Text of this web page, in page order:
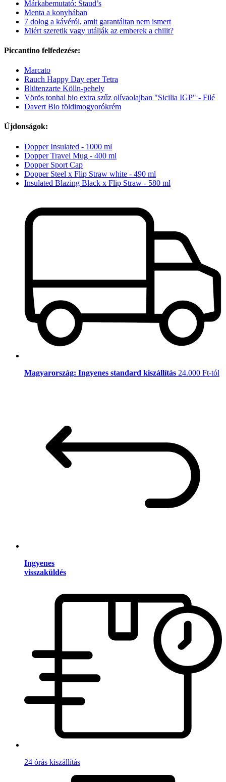
Márkabemutató: Staud’s
Menta a konyhában
7 dolog a kávéról, amit garantáltan nem ismert
Miért szeretik vagy utálják az emberek a chilit?
Piccantino felfedezése:
Marcato
Rauch Happy Day eper Tetra
Blütenzarte Kölln-pehely
Vörös tonhal bio extra szűz olívaolajban "Sicilia IGP" - Filé
Davert Bio földimogyorókrém
Újdonságok:
Dopper Insulated - 1000 ml
Dopper Travel Mug - 400 ml
Dopper Sport Cap
Dopper Steel x Flip Straw white - 490 ml
Insulated Blazing Black x Flip Straw - 580 ml
Magyarország: Ingyenes standard kiszállítás 24.000 Ft-tól
Ingyenes
visszaküldés
24 órás kiszállítás